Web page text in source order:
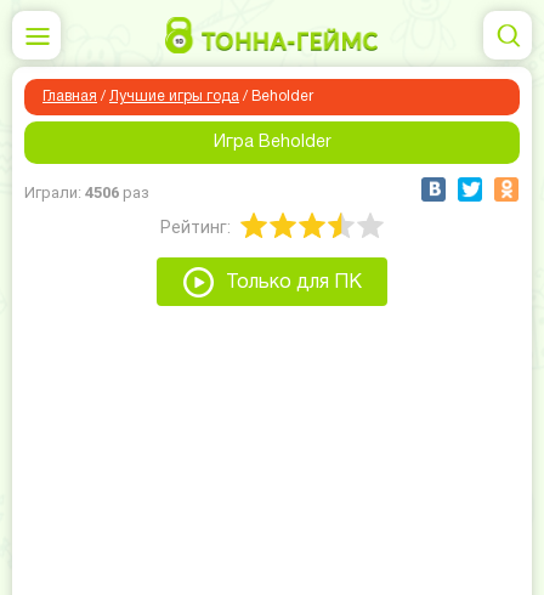
Главная / Лучшие игры года / Beholder
Игра Beholder
Играли: 4506 раз
Рейтинг:
Только для ПК